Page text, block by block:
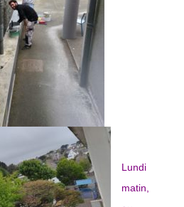
Lundi
matin,